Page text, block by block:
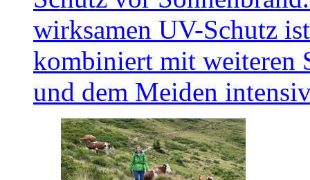
wirksamen UV-Schutz
kombiniert mit weiteren
und dem Meiden